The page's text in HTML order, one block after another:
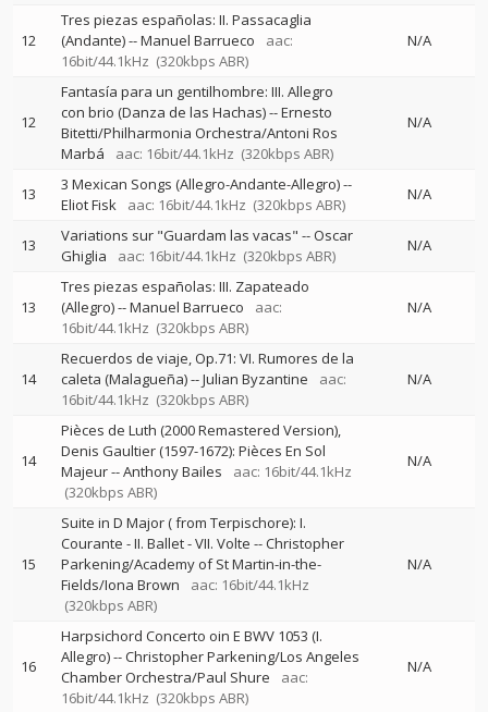
12
Tres piezas españolas: II. Passacaglia
(Andante)--Manuel Barrueco
aac:
16bit/44.1kHz (320kbps ABR)
N/A
12
Fantasía para un gentilhombre: III. Allegro
con brio (Danza de las Hachas)--Ernesto
Bitetti/Philharmonia Orchestra/Antoni Ros
Marbá
aac: 16bit/44.1kHz (320kbps ABR)
N/A
13 3 Mexican Songs (Allegro-Andante-Allegro)--
Eliot Fisk
aac: 16bit/44.1kHz (320kbps ABR)
N/A
13 Variations sur "Guardam las vacas" --Oscar
Ghiglia
aac: 16bit/44.1kHz (320kbps ABR)
N/A
13
Tres piezas españolas: III. Zapateado
(Allegro)--Manuel Barrueco
aac:
16bit/44.1kHz (320kbps ABR)
N/A
14
Recuerdos de viaje, Op.71: VI. Rumores de la
caleta (Malagueña)--Julian Byzantine
aac:
16bit/44.1kHz (320kbps ABR)
N/A
14
Pièces de Luth (2000 Remastered Version),
Denis Gaultier (1597-1672): Pièces En Sol
Majeur--Anthony Bailes
aac: 16bit/44.1kHz
(320kbps ABR)
N/A
15
Suite in D Major ( from Terpischore): I.
Courante - II. Ballet - VII. Volte --Christopher
Parkening/Academy of St Martin-in-the-
Fields/Iona Brown
aac: 16bit/44.1kHz
(320kbps ABR)
N/A
16
Harpsichord Concerto oin E BWV 1053 (I.
Allegro)--Christopher Parkening/Los Angeles
Chamber Orchestra/Paul Shure
aac:
16bit/44.1kHz (320kbps ABR)
N/A